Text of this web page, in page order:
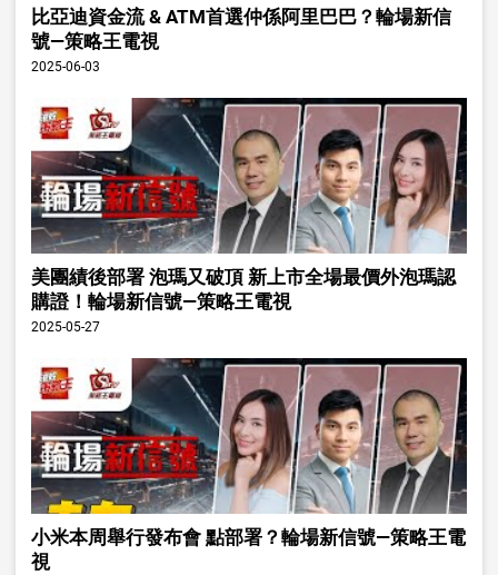
比亞迪資金流 & ATM首選仲係阿里巴巴？輪場新信
號—策略王電視
2025-06-03
美團績後部署 泡瑪又破頂 新上市全場最價外泡瑪認
購證！輪場新信號—策略王電視
2025-05-27
小米本周舉行發布會 點部署？輪場新信號—策略王電
視